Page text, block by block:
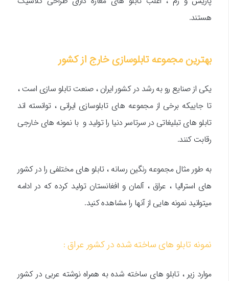
هستند.
بهترین مجموعه تابلوسازی خارج از کشور
یکی از صنایع رو به رشد در کشور ایران ، صنعت تابلو سازی است ،
تا جاییکه برخی از مجموعه های تابلوسازی ایرانی ، توانسته اند
تابلو های تبلیغاتی در سرتاسر دنیا را تولید و با نمونه های خارجی
رقابت کنند.
به طور مثال مجموعه رنگین رسانه ، تابلو های مختلفی را در کشور
های استرالیا ، عراق ، آلمان و افغانستان تولید کرده که در ادامه
میتوانید نمونه هایی از آنها را مشاهده کنید.
نمونه تابلو های ساخته شده در کشور عراق :
موارد زیر ، تابلو های ساخته شده به همراه نوشته عربی در کشور